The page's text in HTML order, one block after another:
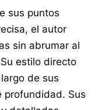
sus puntos
el autor
sin abrumar al
estilo directo
de sus
profundidad. Sus